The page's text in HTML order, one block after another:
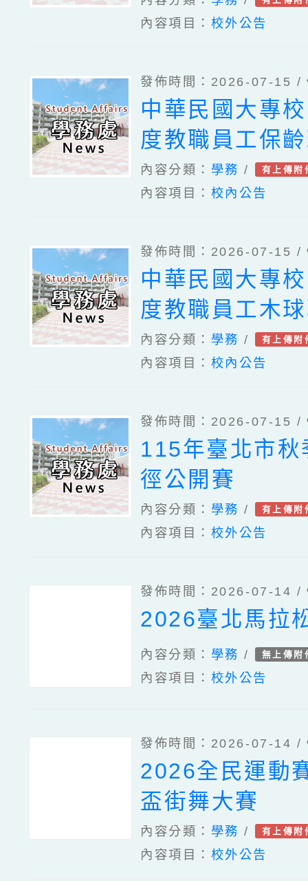
內容項目： 校外公告
發佈時間：2026-07-15 /
中華民國大專
度教職員工保
內容分類： 學務 / 有上傳附
內容項目： 校內公告
發佈時間：2026-07-15 /
中華民國大專
度教職員工木
內容分類： 學務 / 有上傳附
內容項目： 校內公告
發佈時間：2026-07-15 /
115年臺北市秋
徑公開賽
內容分類： 學務 / 有上傳附
內容項目： 校外公告
發佈時間：2026-07-14 /
2026臺北馬拉
內容分類： 學務 / 無上傳附
內容項目： 校外公告
發佈時間：2026-07-14 /
2026全民運動
盃街舞大賽
內容分類： 學務 / 有上傳附
內容項目： 校外公告